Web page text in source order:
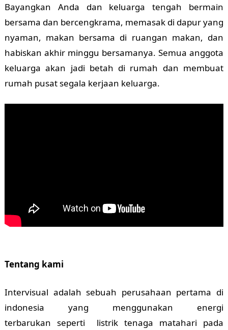
Bayangkan Anda dan keluarga tengah bermain
bersama dan bercengkrama, memasak di dapur yang
nyaman, makan bersama di ruangan makan, dan
habiskan akhir minggu bersamanya. Semua anggota
keluarga akan jadi betah di rumah dan membuat
rumah pusat segala kerjaan keluarga.
Tentang kami
Intervisual adalah sebuah perusahaan pertama di
indonesia yang menggunakan energi
terbarukan seperti listrik tenaga matahari pada